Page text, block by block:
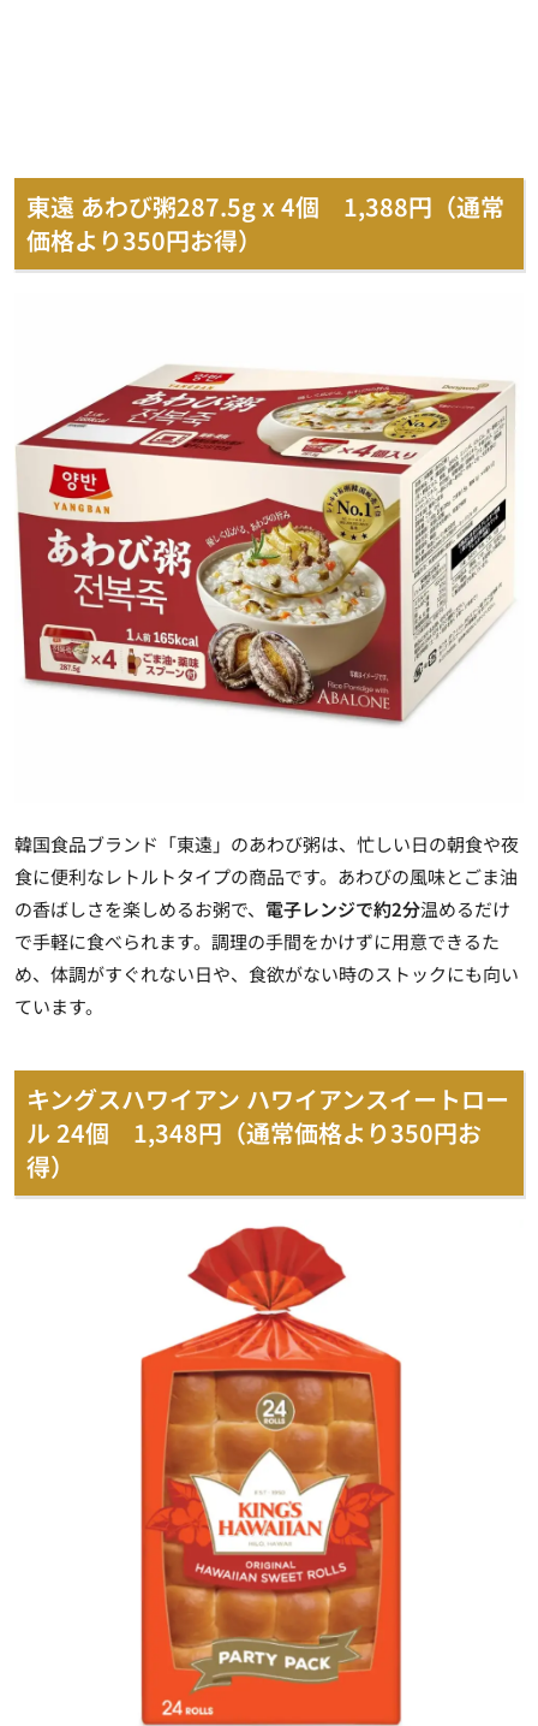
東遠 あわび粥287.5g x 4個 1,388円（通常
価格より350円お得）
韓国食品ブランド「東遠」のあわび粥は、忙しい日の朝食や夜
食に便利なレトルトタイプの商品です。あわびの風味とごま油
の香ばしさを楽しめるお粥で、 電子レンジで約2分温めるだけ
で手軽に食べられます。調理の手間をかけずに用意できるた
め、体調がすぐれない日や、食欲がない時のストックにも向い
ています。
キングスハワイアン ハワイアンスイートロー
ル 24個 1,348円（通常価格より350円お
得）